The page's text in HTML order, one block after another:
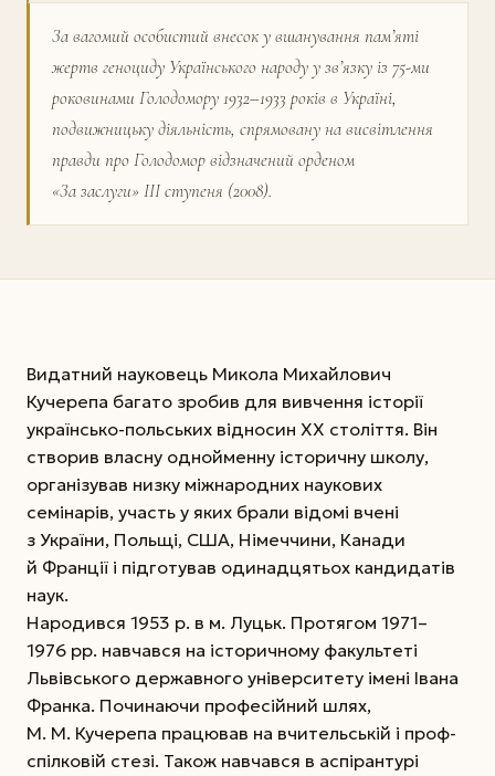
За вагомий особистий внесок у вшанування пам’яті
жертв геноциду Українського народу у зв’язку із 75-ми
роковинами Голодомору 1932–1933 років в Україні,
подвижницьку діяльність, спрямовану на висвітлення
правди про Голодомор відзначений орденом
«За заслуги» ІІІ ступеня (2008).
Видатний науковець Микола Михайлович
Кучерепа багато зробив для вивчення історії
українсько-польських відносин ХХ століття. Він
створив власну однойменну історичну школу,
організував низку міжнародних наукових
семінарів, участь у яких брали відомі вчені
з України, Польщі, США, Німеччини, Канади
й Франції і підготував одинадцятьох кандидатів
наук.
Народився 1953 р. в м. Луцьк. Протягом 1971–
1976 рр. навчався на історичному факультеті
Львівського державного університету імені Івана
Франка. Починаючи професійний шлях,
М. М. Куче­репа працював на вчительській і проф­
спілковій стезі. Також навчався в аспірантурі